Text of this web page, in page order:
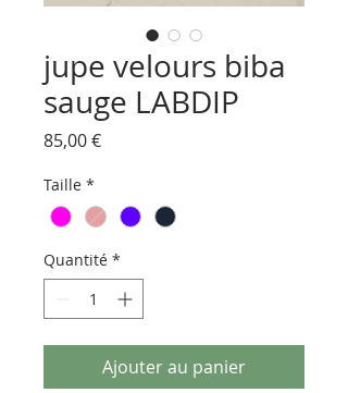
jupe velours biba
sauge LABDIP
85,00 €Prix
Taille *
Quantité *
Ajouter au panier